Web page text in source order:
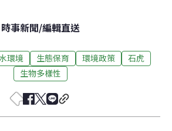
時事新聞/編輯直送
環境 生態保育 環境政策
石虎
生物多樣性